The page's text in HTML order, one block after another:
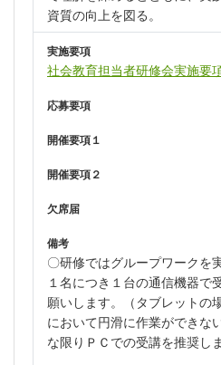
資質の向上を図る。
実施要項
社会教育担当者研修会実施要
応募要項
開催要項１
開催要項２
欠席届
備考
〇研修ではグループワークを
１名につき１台の通信機器で
願いします。（タブレットの
において円滑に作業ができな
な限りＰＣでの受講を推奨し